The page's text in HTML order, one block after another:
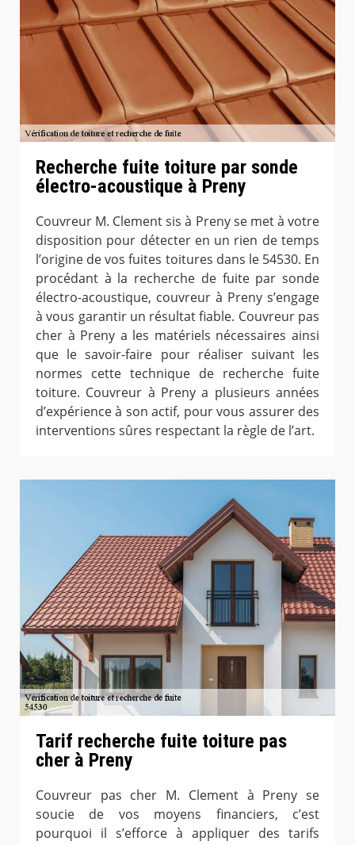
Recherche fuite toiture par sonde
électro-acoustique à Preny
Couvreur M. Clement sis à Preny se met à votre
disposition pour détecter en un rien de temps
l’origine de vos fuites toitures dans le 54530. En
procédant à la recherche de fuite par sonde
électro-acoustique, couvreur à Preny s’engage
à vous garantir un résultat fiable. Couvreur pas
cher à Preny a les matériels nécessaires ainsi
que le savoir-faire pour réaliser suivant les
normes cette technique de recherche fuite
toiture. Couvreur à Preny a plusieurs années
d’expérience à son actif, pour vous assurer des
interventions sûres respectant la règle de l’art.
Tarif recherche fuite toiture pas
cher à Preny
Couvreur pas cher M. Clement à Preny se
soucie de vos moyens financiers, c’est
pourquoi il s’efforce à appliquer des tarifs